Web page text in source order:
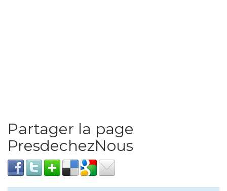
Partager la page
PresdechezNous